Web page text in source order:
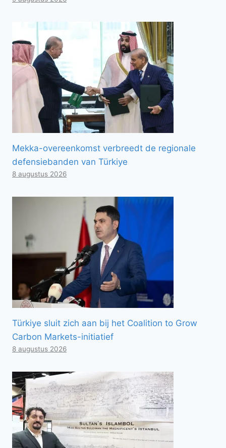
Mekka-overeenkomst verbreedt de regionale
defensiebanden van Türkiye
8 augustus 2026
Türkiye sluit zich aan bij het Coalition to Grow
Carbon Markets-initiatief
8 augustus 2026